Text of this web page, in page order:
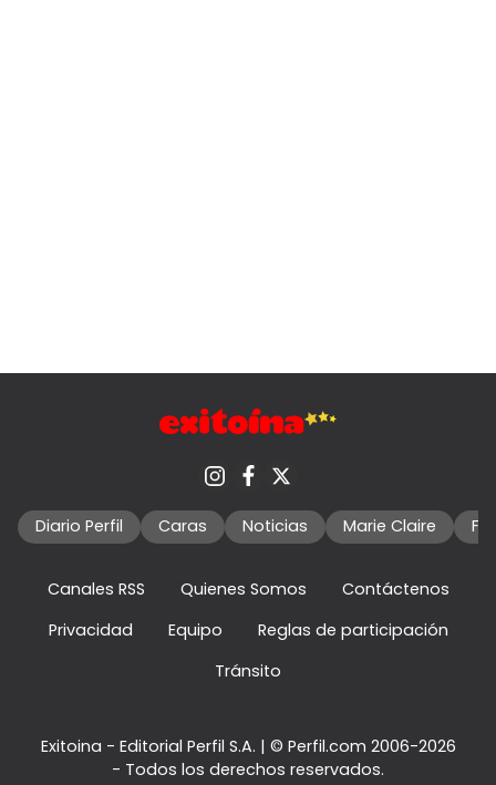
Diario Perfil Caras Noticias Marie Claire
Canales RSS Quienes Somos
Contáctenos
Privacidad
Equipo
Reglas de participación
Tránsito
Exitoina - Editorial Perfil S.A. | © Perfil.com 2006-2026
- Todos los derechos reservados.